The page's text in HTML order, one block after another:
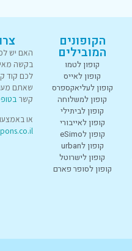
הקופונים
המובילים
קופון לטמו
קופון לאייס
קופון לעליאקספרס
קופון למשלוחה
קופון לביתילי
קופון לאייבורי
קופון לeSimo
קופון לurban
קופון לישרוטל
קופון לסופר פארם
האם יש
בקשה
לכם קוד
שאתם
קשר
או